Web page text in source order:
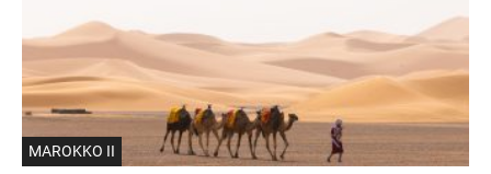
MAROKKO II